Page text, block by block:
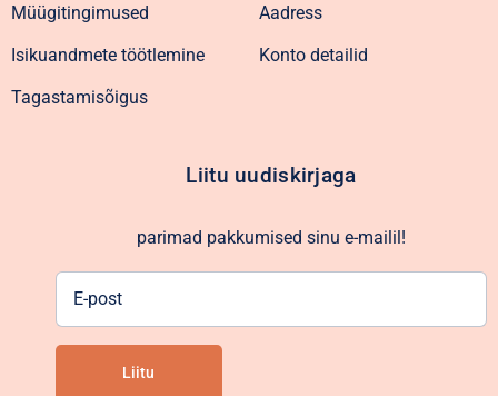
Müügitingimused
Isikuandmete töötlemine
Tagastamisõigus
Aadress
Konto detailid
Liitu uudiskirjaga
parimad pakkumised sinu e-mailil!
Liitu